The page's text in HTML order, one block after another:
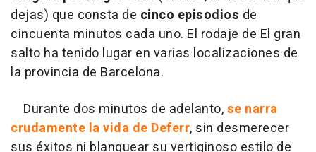
dejas) que consta de cinco episodios de
cincuenta minutos cada uno. El rodaje de El gran
salto ha tenido lugar en varias localizaciones de
la provincia de Barcelona.
Durante dos minutos de adelanto,se narra
crudamente la vida de Deferr, sin desmerecer
sus éxitos ni blanquear su vertiginoso estilo de